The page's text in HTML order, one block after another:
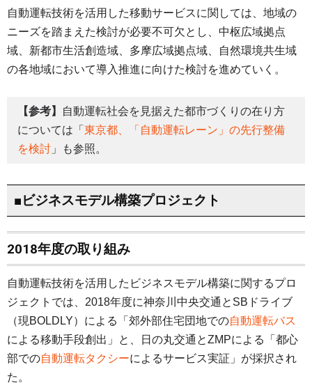
自動運転技術を活用した移動サービスに関しては、地域の
ニーズを踏まえた検討が必要不可欠とし、中枢広域拠点
域、新都市生活創造域、多摩広域拠点域、自然環境共生域
の各地域において導入推進に向けた検討を進めていく。
【参考】
自動運転社会を見据えた都市づくりの在り方
については「 東京都、「自動運転レーン」の先行整備
を検討 」も参照。
■ビジネスモデル構築プロジェクト
2018年度の取り組み
自動運転技術を活用したビジネスモデル構築に関するプロ
ジェクトでは、2018年度に神奈川中央交通とSBドライブ
（現BOLDLY）による「郊外部住宅団地での自動運転バス
による移動手段創出」と、日の丸交通とZMPによる「都心
部での自動運転タクシーによるサービス実証」が採択され
た。